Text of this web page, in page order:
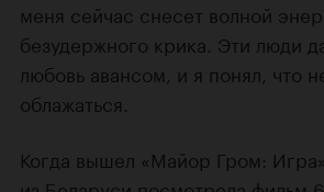
меня сейчас снесет волной
безудержного крика. Эти люди
любовь авансом, и я понял, что
облажаться.
Когда вышел «Майор Гром: